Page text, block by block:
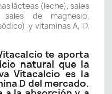
lácteas (leche), sales
de magnesio,
y vitaminas A, D,
te aporta
natural que la
Vitacalcio es la
D del mercado.